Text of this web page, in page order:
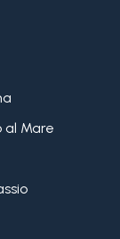
al Mare